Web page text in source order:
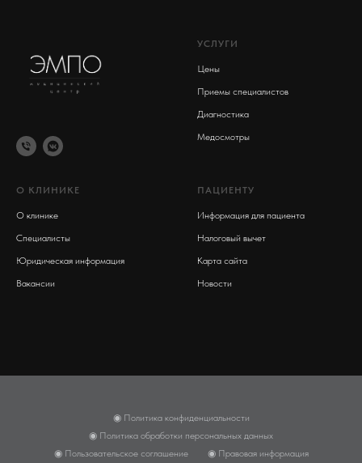
УСЛУГИ
Цены
Приемы специалистов
Диагностика
Медосмотры
О КЛИНИКЕ
О клинике
Специалисты
Юридическая информация
Вакансии
ПАЦИЕНТУ
Информация для пациента
Налоговый вычет
Карта сайта
Новости
◉ Политика конфиденциальности
◉ Политика обработки персональных данных
◉ Пользовательское соглашение
◉ Правовая информация